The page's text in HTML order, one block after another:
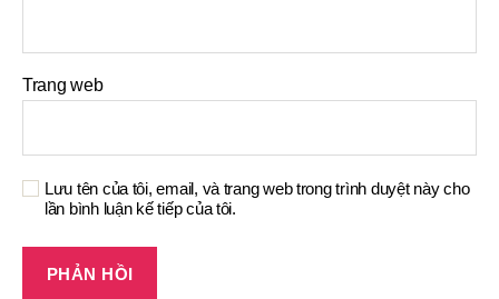
Trang web
Lưu tên của tôi, email, và trang web trong trình duyệt này cho
lần bình luận kế tiếp của tôi.